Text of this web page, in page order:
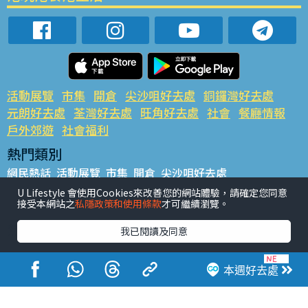
本週好去處
活動展覽 市集 開倉 尖沙咀好去處 銅鑼灣好去處
元朗好去處 荃灣好去處 旺角好去處 社會 餐廳情報
戶外郊遊 社會福利
熱門類別
網民熱話 活動展覽 市集 開倉 尖沙咀好去處
銅鑼灣好去處 元朗好去處 荃灣好去處 旺角好去處 社會
餐廳情報 戶外郊遊
熱門標籤
#UGO搵好去處 #人氣活動推介 #美食社群熱話
#親子玩樂好去處
#ULifestyle應用程式
#限時搶
#UJetso禮物放送
#ULifestyle商戶中心 #著數 #網絡熱話
U Lifestyle 會使用Cookies來改善您的網站體驗，請確定您同意
接受本網站之私隱政策和使用條款才可繼續瀏覽。
我已閱讀及同意